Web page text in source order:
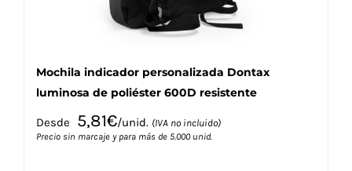
de
producto
Mochila indicador personalizada Dontax
luminosa de poliéster 600D resistente
Desde 5,81€/unid. (IVA no incluido)
Precio sin marcaje y para más de 5.000 unid.